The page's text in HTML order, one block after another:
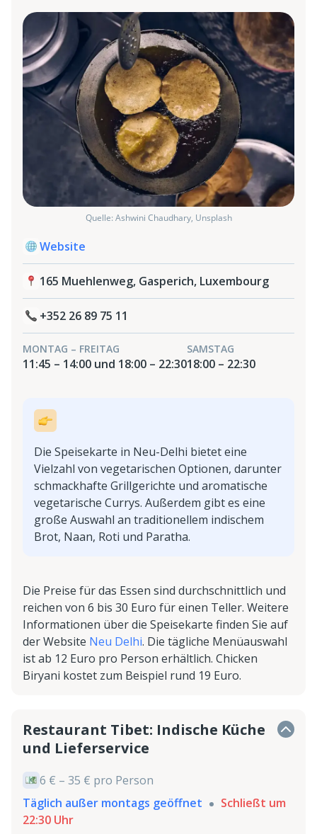
Quelle: Ashwini Chaudhary, Unsplash
Website
165 Muehlenweg, Gasperich, Luxembourg
+352 26 89 75 11
MONTAG – FREITAG
11:45 – 14:00 und 18:00 – 22:30
SAMSTAG
18:00 – 22:30
Die Speisekarte in Neu-Delhi bietet eine
Vielzahl von vegetarischen Optionen, darunter
schmackhafte Grillgerichte und aromatische
vegetarische Currys. Außerdem gibt es eine
große Auswahl an traditionellem indischem
Brot, Naan, Roti und Paratha.
Die Preise für das Essen sind durchschnittlich und
reichen von 6 bis 30 Euro für einen Teller. Weitere
Informationen über die Speisekarte finden Sie auf
der Website Neu Delhi. Die tägliche Menüauswahl
ist ab 12 Euro pro Person erhältlich. Chicken
Biryani kostet zum Beispiel rund 19 Euro.
Restaurant Tibet: Indische Küche
und Lieferservice
6 € – 35 € pro Person
Täglich außer montags geöffnet
Schließt um
22:30 Uhr